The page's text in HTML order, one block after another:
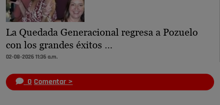
La Quedada Generacional regresa a Pozuelo
con los grandes éxitos …
02-08-2026 11:36 a.m.
0 Comentar >